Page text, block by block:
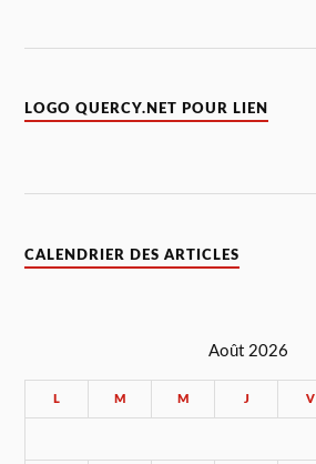
LOGO QUERCY.NET POUR LIEN
CALENDRIER DES ARTICLES
Août 2026
L M M J V